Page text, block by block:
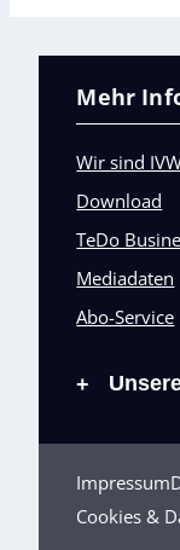
Mehr
Wir sind
Download
TeDo
Mediadaten
Abo-Service
+
Impressum
Cookies &